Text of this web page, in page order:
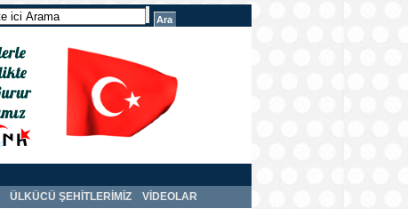
ÜLKÜCÜ ŞEHİTLERİMİZ VİDEOLAR